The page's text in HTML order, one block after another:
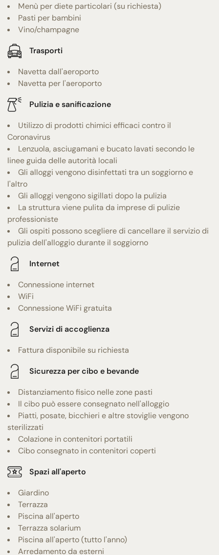
Menù per diete particolari (su richiesta)
Pasti per bambini
Vino/champagne
Trasporti
Navetta dall'aeroporto
Navetta per l'aeroporto
Pulizia e sanificazione
Utilizzo di prodotti chimici efficaci contro il
Coronavirus
Lenzuola, asciugamani e bucato lavati secondo le
linee guida delle autorità locali
Gli alloggi vengono disinfettati tra un soggiorno e
l'altro
Gli alloggi vengono sigillati dopo la pulizia
La struttura viene pulita da imprese di pulizie
professioniste
Gli ospiti possono scegliere di cancellare il servizio di
pulizia dell'alloggio durante il soggiorno
Internet
Connessione internet
WiFi
Connessione WiFi gratuita
Servizi di accoglienza
Fattura disponibile su richiesta
Sicurezza per cibo e bevande
Distanziamento fisico nelle zone pasti
Il cibo può essere consegnato nell'alloggio
Piatti, posate, bicchieri e altre stoviglie vengono
sterilizzati
Colazione in contenitori portatili
Cibo consegnato in contenitori coperti
Spazi all'aperto
Giardino
Terrazza
Piscina all'aperto
Terrazza solarium
Piscina all'aperto (tutto l'anno)
Arredamento da esterni